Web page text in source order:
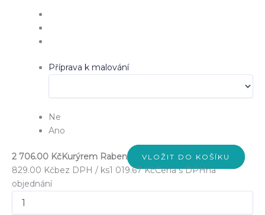
Příprava k malování
Ne
Ano
2 706.00 KčKurýrem Raben VLOŽIT DO KOŠÍKU
829.00 Kčbez DPH / ks1 019.67 KčCena s DPHna
objednání